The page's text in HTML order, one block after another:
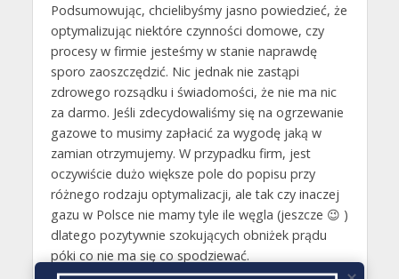
Podsumowując, chcielibyśmy jasno powiedzieć, że
optymalizując niektóre czynności domowe, czy
procesy w firmie jesteśmy w stanie naprawdę
sporo zaoszczędzić. Nic jednak nie zastąpi
zdrowego rozsądku i świadomości, że nie ma nic
za darmo. Jeśli zdecydowaliśmy się na ogrzewanie
gazowe to musimy zapłacić za wygodę jaką w
zamian otrzymujemy. W przypadku firm, jest
oczywiście dużo większe pole do popisu przy
różnego rodzaju optymalizacji, ale tak czy inaczej
gazu w Polsce nie mamy tyle ile węgla (jeszcze 😉 )
dlatego pozytywnie szokujących obniżek prądu
póki co nie ma się co spodziewać.